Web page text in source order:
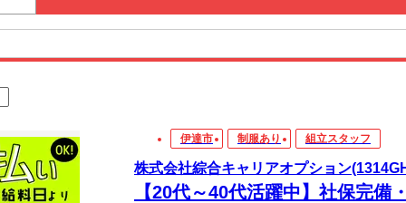
伊達市 制服あり 組立スタッフ
株式会社綜合キャリアオプション
【20代～40代活躍中】社保完